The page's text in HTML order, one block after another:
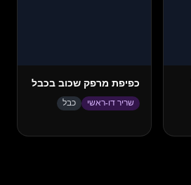
כפיפת מרפק שכוב בכבל
שריר דו-ראשי כבל